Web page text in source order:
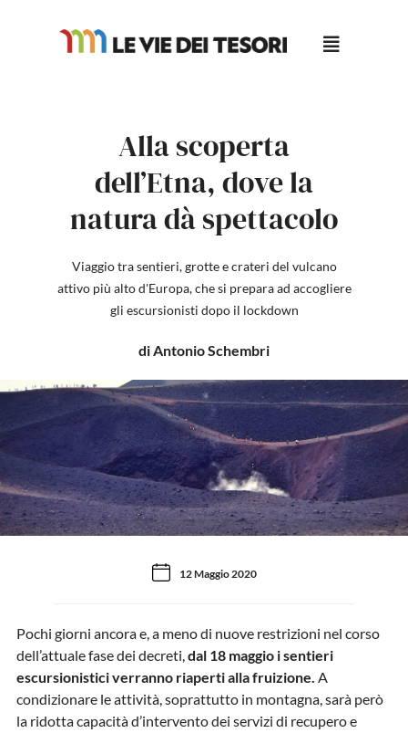
Alla scoperta
dell’Etna, dove la
natura dà spettacolo
Viaggio tra sentieri, grotte e crateri del vulcano
attivo più alto d'Europa, che si prepara ad accogliere
gli escursionisti dopo il lockdown
di Antonio Schembri
12 Maggio 2020
Pochi giorni ancora e, a meno di nuove restrizioni nel corso
dell’attuale fase dei decreti,dal 18 maggio i sentieri
escursionistici verranno riaperti alla fruizione. A
condizionare le attività, soprattutto in montagna, sarà però
la ridotta capacità d’intervento dei servizi di recupero e